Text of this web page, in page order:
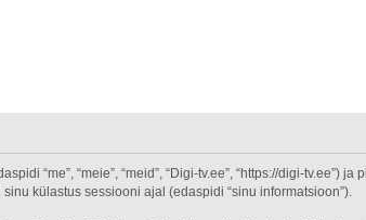
“me”, “meie”, “meid”, “Digi-tv.ee”, “https://digi-tv.ee”) ja
külastus sessiooni ajal (edaspidi “sinu informatsioon”).